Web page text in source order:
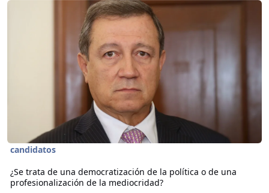
candidatos
¿Se trata de una democratización de la política o de una
profesionalización de la mediocridad?